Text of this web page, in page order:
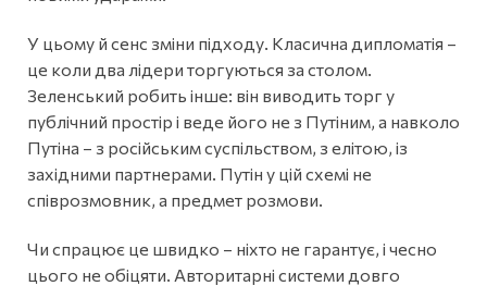
У цьому й сенс зміни підходу. Класична дипломатія –
це коли два лідери торгуються за столом.
Зеленський робить інше: він виводить торг у
публічний простір і веде його не з Путіним, а навколо
Путіна – з російським суспільством, з елітою, із
західними партнерами. Путін у цій схемі не
співрозмовник, а предмет розмови.
Чи спрацює це швидко – ніхто не гарантує, і чесно
цього не обіцяти. Авторитарні системи довго